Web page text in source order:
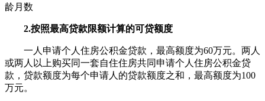
龄月数
2.按照最高贷款限额计算的可贷额度
一人申请个人住房公积金贷款，最高额度为60万元。两人
或两人以上购买同一套自住住房共同申请个人住房公积金贷
款，贷款额度为每个申请人的贷款额度之和，最高额度为100
万元。